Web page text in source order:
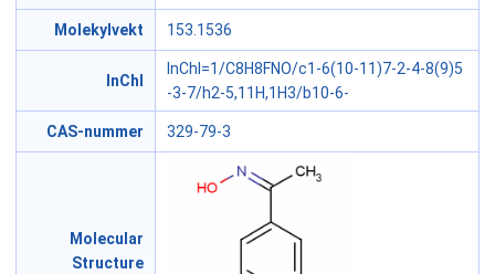
Molekylvekt 153.1536
InChI
InChI=1/C8H8FNO/c1-6(10-11)7-2-4-8(9)5
-3-7/h2-5,11H,1H3/b10-6-
CAS-nummer 329-79-3
Molecular
Structure